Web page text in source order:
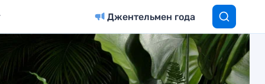
Джентельмен года